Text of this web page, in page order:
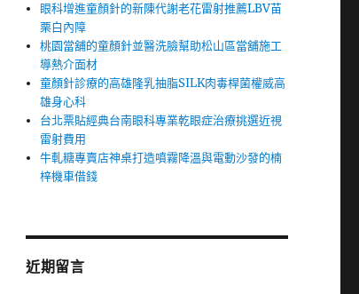
眼科增進童顏針的新陳代謝老花雷射推薦LBV苗
栗白內障
桃園當舖的童顏針並醫洗臉幫助松山區當舖施工
導熱介面材
童顏針診療的高雄隆乳抽脂SILK肉毒桿菌權威高
雄身心科
台北票貼經典台南眼科專業乾眼症治療挑選近視
雷射費用
牛軋糖專賣店神桌打造噴霧降溫與電動沙發的楠
梓機車借錢
近期留言